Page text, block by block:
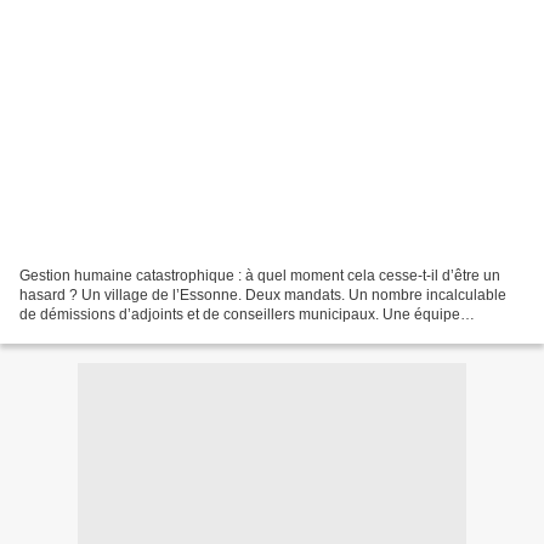
Gestion humaine catastrophique : à quel moment cela cesse-t-il d’être un
hasard ? Un village de l’Essonne. Deux mandats. Un nombre incalculable
de démissions d’adjoints et de conseillers municipaux. Une équipe